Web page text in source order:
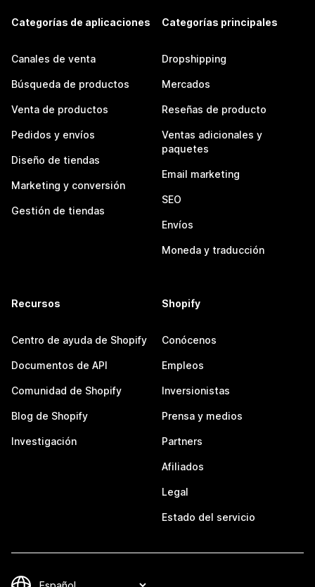
Categorías de aplicaciones
Canales de venta
Búsqueda de productos
Venta de productos
Pedidos y envíos
Diseño de tiendas
Marketing y conversión
Gestión de tiendas
Categorías principales
Dropshipping
Mercados
Reseñas de producto
Ventas adicionales y
paquetes
Email marketing
SEO
Envíos
Moneda y traducción
Recursos
Centro de ayuda de Shopify
Documentos de API
Comunidad de Shopify
Blog de Shopify
Investigación
Shopify
Conócenos
Empleos
Inversionistas
Prensa y medios
Partners
Afiliados
Legal
Estado del servicio